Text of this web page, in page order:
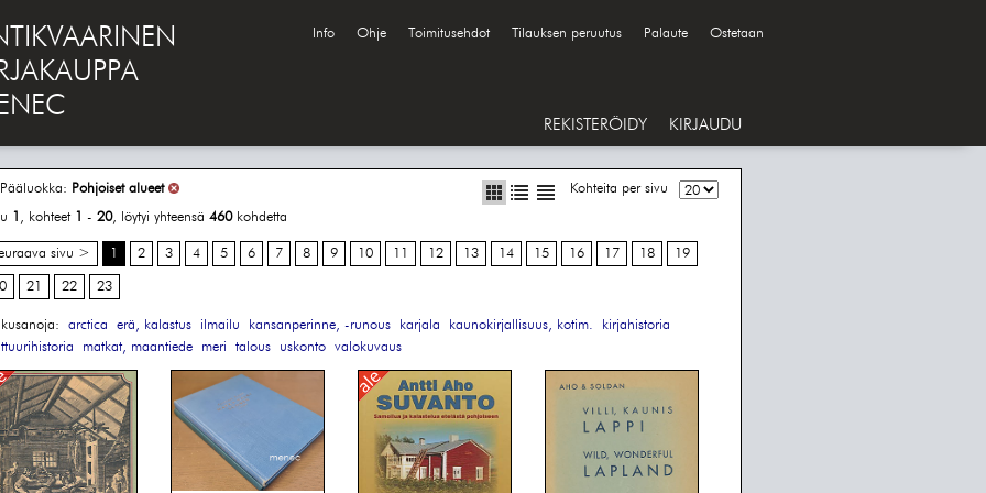
Info Ohje Toimitusehdot Tilauksen peruutus Palaute Ostetaan
REKISTERÖIDY KIRJAUDU
Kohteita per sivu
Pohjoiset alueet
1 , kohteet 1 - 20, löytyi yhteensä 460kohdetta
sivu > 1 2 3 4 5 6 7 8 9 10 11 12 13 14 15 16 17 18 19
21 22 23
arctica erä, kalastus ilmailu kansanperinne, -runous karjala kaunokirjallisuus, kotim.
kirjahistoria
matkat, maantiede meri talous uskonto valokuvaus